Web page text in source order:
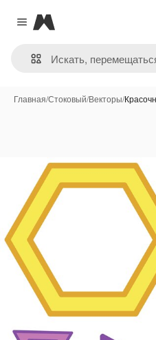
Close menu
Magnific
Главная/Стоковый/Векторы/